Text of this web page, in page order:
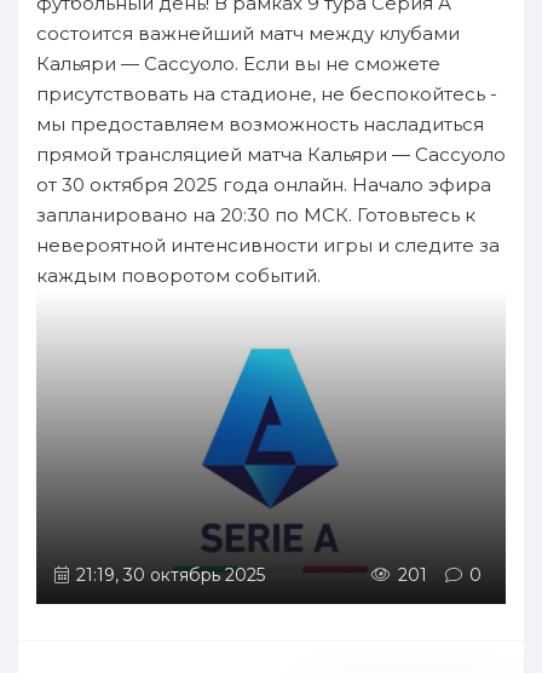
состоится важнейший матч между клубами
Кальяри — Сассуоло. Если вы не сможете
присутствовать на стадионе, не беспокойтесь -
мы предоставляем возможность насладиться
прямой трансляцией матча Кальяри — Сассуоло
от 30 октября 2025 года онлайн. Начало эфира
запланировано на 20:30 по МСК. Готовьтесь к
невероятной интенсивности игры и следите за
каждым поворотом событий.
21:19, 30 октябрь 2025 201 0